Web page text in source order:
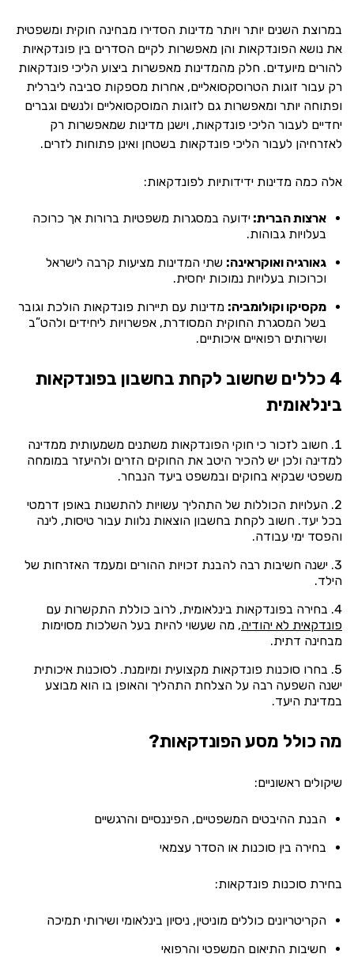
במרוצת השנים יותר ויותר מדינות הסדירו מבחינה חוקית ומשפטית
את נושא הפונדקאות והן מאפשרות לקיים הסדרים בין פונדקאיות
להורים מיועדים. חלק מהמדינות מאפשרות ביצוע הליכי פונדקאות
רק עבור זוגות הטרוסקסואליים, אחרות מספקות סביבה ליברלית
ופתוחה יותר ומאפשרות גם לזוגות המוסקסואליים ולנשים וגברים
יחדיים לעבור הליכי פונדקאות, וישנן מדינות שמאפשרות רק
לאזרחיהן לעבור הליכי פונדקאות בשטחן ואינן פתוחות לזרים.
אלה כמה מדינות ידידותיות לפונדקאות:
ארצות הברית: ידועה במסגרות משפטיות ברורות אך כרוכה
בעלויות גבוהות.
גאורגיה ואוקראינה: שתי המדינות מציעות קרבה לישראל
וכרוכות בעלויות נמוכות יחסית.
מקסיקו וקולומביה: מדינות עם תיירות פונדקאות הולכת וגובר
בשל המסגרת החוקית המסודרת, אפשרויות ליחידים ולהט”ב
ושירותים רפואיים איכותיים.
4 כללים שחשוב לקחת בחשבון בפונדקאות
בינלאומית
חשוב לזכור כי חוקי הפונדקאות משתנים משמעותית ממדינה
למדינה ולכן יש להכיר היטב את החוקים הזרים ולהיעזר במומחה
משפטי שבקיא בחוקים ובמשפט ביעד הנבחר.
העלויות הכוללות של התהליך עשויות להתשנות באופן דרמטי
בכל יעד. חשוב לקחת בחשבון הוצאות נלוות עבור טיסות, לינה
והפסד ימי עבודה.
ישנה חשיבות רבה להבנת זכויות ההורים ומעמד האזרחות של
הילד.
בחירה בפונדקאות בינלאומית, לרוב כוללת התקשרות עם
פונדקאית לא יהודיה, מה שעשוי להיות בעל השלכות מסוימות
מבחינה דתית.
בחרו סוכנות פונדקאות מקצועית ומיומנת. לסוכנות איכותית
ישנה השפעה רבה על הצלחת התהליך והאופן בו הוא מבוצע
במדינת היעד.
מה כולל מסע הפונדקאות?
שיקולים ראשוניים:
הבנת ההיבטים המשפטיים, הפיננסיים והרגשיים
בחירה בין סוכנות או הסדר עצמאי
בחירת סוכנות פונדקאות:
הקריטריונים כוללים מוניטין, ניסיון בינלאומי ושירותי תמיכה
חשיבות התיאום המשפטי והרפואי